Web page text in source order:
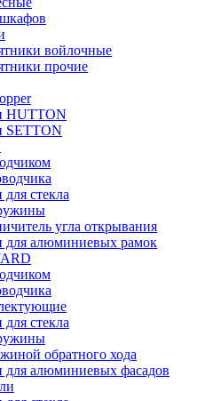
войлочные
прочие
HUTTON
SETTON
стекла
угла открывания
для алюминиевых рамок
стекла
обратного хода
для алюминиевых фасадов